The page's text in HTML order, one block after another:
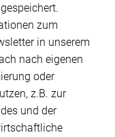
zum
in unserem
nach eigenen
oder
z.B. zur
und der